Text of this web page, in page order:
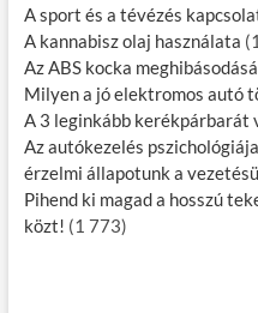
A sport és a tévézés
A kannabisz olaj használata
Az ABS kocka
Milyen a jó elektromos autó
A 3 leginkább kerékpárbarát
Az autókezelés
érzelmi állapotunk a
Pihend ki magad a hosszú
közt! (1 773)